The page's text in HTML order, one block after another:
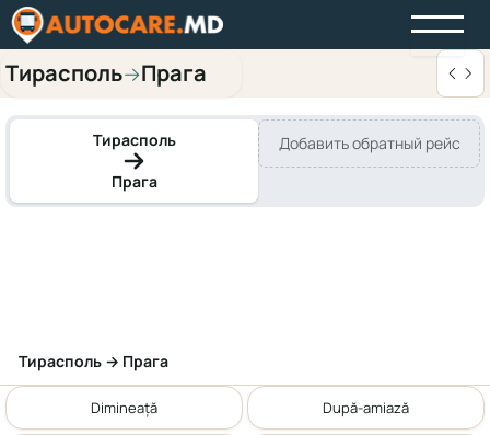
Тирасполь→Прага
Тирасполь
Прага
Добавить обратный рейс
Тирасполь → Прага
Dimineață După-amiază